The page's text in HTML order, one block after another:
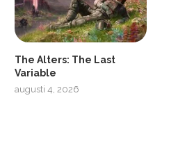
The Alters: The Last
Variable
augusti 4, 2026